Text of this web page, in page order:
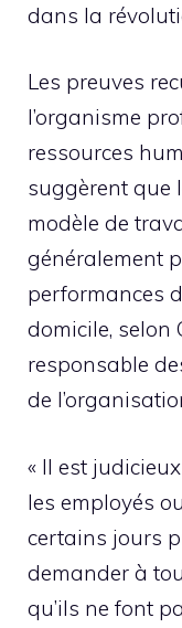
dans la
Les preuves
l’organisme
ressources
suggèrent que
modèle de
généralement
performances
domicile, selon
responsable
de
« Il est
les employés
certains jours
demander à
qu’ils ne font